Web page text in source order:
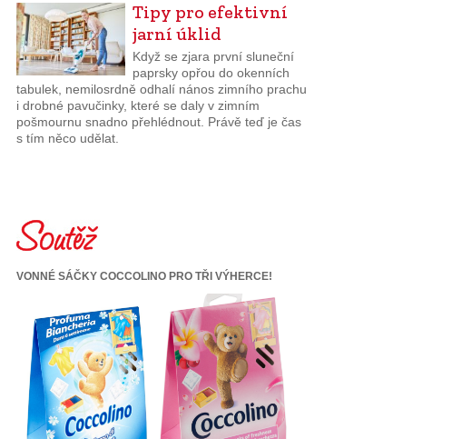
Tipy pro efektivní
jarní úklid
Když se zjara první sluneční
paprsky opřou do okenních
tabulek, nemilosrdně odhalí nános zimního prachu
i drobné pavučinky, které se daly v zimním
pošmournu snadno přehlédnout. Právě teď je čas
s tím něco udělat.
VONNÉ SÁČKY COCCOLINO PRO TŘI VÝHERCE!